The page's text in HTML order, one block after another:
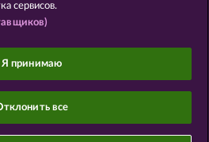
исключительно
целей и абсолютно не
деньги.
Games GmbH
сервисов.
Я принимаю
все